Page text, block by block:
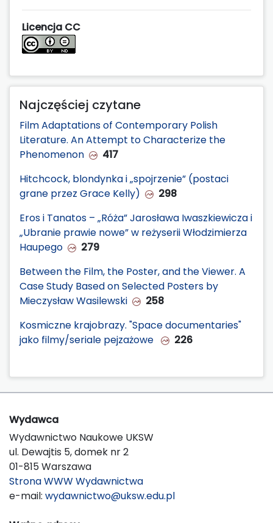
Licencja CC
Najczęściej czytane
Film Adaptations of Contemporary Polish
Literature. An Attempt to Characterize the
Phenomenon
417
Hitchcock, blondynka i „spojrzenie” (postaci
grane przez Grace Kelly)
298
Eros i Tanatos – „Róża” Jarosława Iwaszkiewicza i
„Ubranie prawie nowe” w reżyserii Włodzimierza
Haupego
279
Between the Film, the Poster, and the Viewer. A
Case Study Based on Selected Posters by
Mieczysław Wasilewski
258
Kosmiczne krajobrazy. "Space documentaries"
jako filmy/seriale pejzażowe
226
Wydawca
Wydawnictwo Naukowe UKSW
ul. Dewajtis 5, domek nr 2
01-815 Warszawa
Strona WWW Wydawnictwa
e-mail: wydawnictwo@uksw.edu.pl